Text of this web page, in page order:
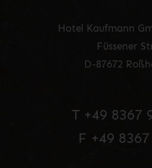
Hotel Kaufmann
Füssener
D-87672
T +49 8367
F +49